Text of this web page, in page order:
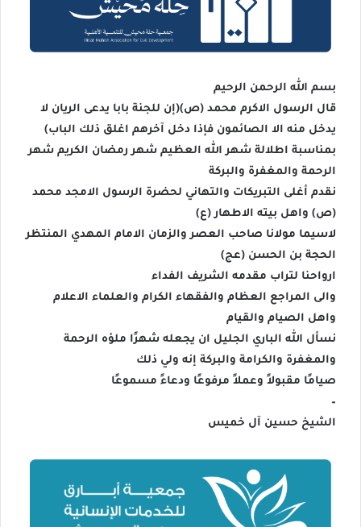
بسم الله الرحمن الرحيم
قال الرسول الاكرم محمد (ص)(إن للجنة بابا يدعى الريان لا
يدخل منه الا الصائمون فإذا دخل آخرهم اغلق ذلك الباب)
بمناسبة اطلالة شهر الله العظيم شهر رمضان الكريم شهر
الرحمة والمغفرة والبركة
نقدم أغلى التبريكات والتهاني لحضرة الرسول الامجد محمد
(ص) واهل بيته الاطهار (ع)
لاسيما مولانا صاحب العصر والزمان الامام المهدي المنتظر
الحجة بن الحسن (عج)
ارواحنا لتراب مقدمه الشريف الفداء
والى المراجع العظام والفقهاء الكرام والعلماء الاعلام
واهل الصيام والقيام
نسأل الله الباري الجليل ان يجعله شهرًا ملؤه الرحمة
والمغفرة والكرامة والبركة إنه ولي ذلك
صيامًا مقبولاً وعملاً مرفوعًا ودعاءً مسموعًا
–
الشيخ حسين آل خميس